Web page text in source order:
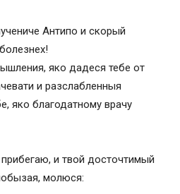
Антипо и скорый
яко дадеся тебе от
и разслабленныя
яко благодатному врачу
и твой досточтимый
молюся: